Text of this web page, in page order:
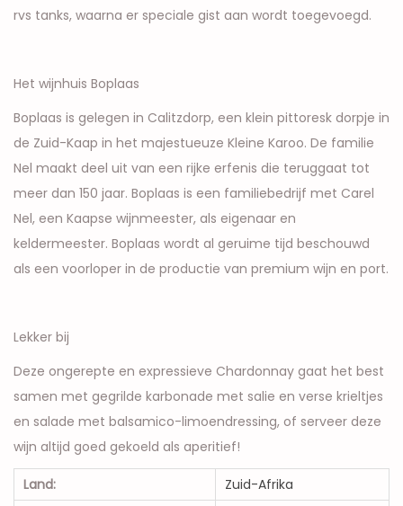
rvs tanks, waarna er speciale gist aan wordt toegevoegd.
Het wijnhuis Boplaas
Boplaas is gelegen in Calitzdorp, een klein pittoresk dorpje in
de Zuid-Kaap in het majestueuze Kleine Karoo. De familie
Nel maakt deel uit van een rijke erfenis die teruggaat tot
meer dan 150 jaar. Boplaas is een familiebedrijf met Carel
Nel, een Kaapse wijnmeester, als eigenaar en
keldermeester. Boplaas wordt al geruime tijd beschouwd
als een voorloper in de productie van premium wijn en port.
Lekker bij
Deze ongerepte en expressieve Chardonnay gaat het best
samen met gegrilde karbonade met salie en verse krieltjes
en salade met balsamico-limoendressing, of serveer deze
wijn altijd goed gekoeld als aperitief!
Land:
Zuid-Afrika